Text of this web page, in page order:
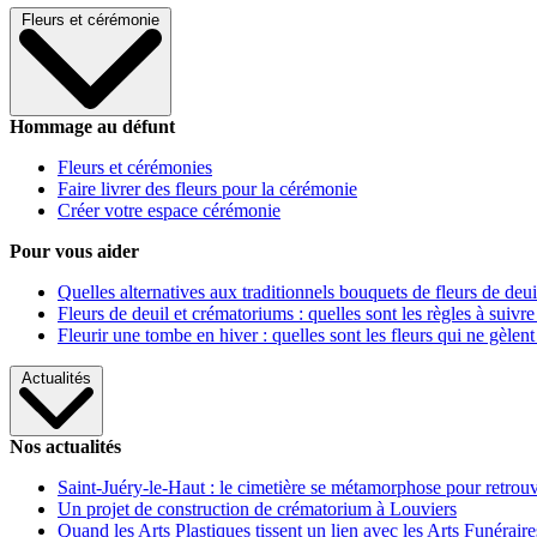
Fleurs et cérémonie
Hommage au défunt
Fleurs et cérémonies
Faire livrer des fleurs pour la cérémonie
Créer votre espace cérémonie
Pour vous aider
Quelles alternatives aux traditionnels bouquets de fleurs de
Fleurs de deuil et crématoriums : quelles sont les règles à
Fleurir une tombe en hiver : quelles sont les fleurs qui ne gèlent
Actualités
Nos actualités
Saint-Juéry-le-Haut : le cimetière se métamorphose pour
Un projet de construction de crématorium à Louviers
Quand les Arts Plastiques tissent un lien avec les Arts